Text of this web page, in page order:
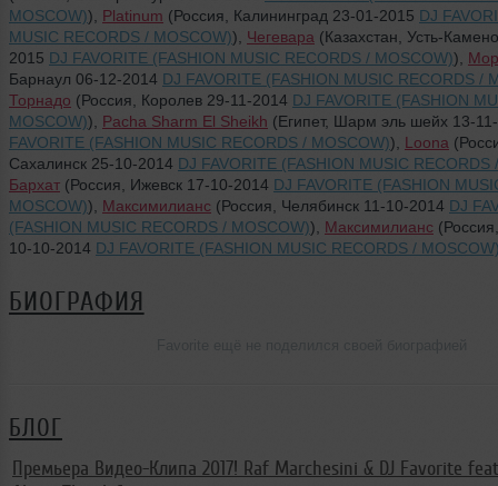
MOSCOW)), Platinum (Россия, Калининград 23-01-2015 DJ
MUSIC RECORDS / MOSCOW)), Чегевара (Казахстан, Усть-
2015 DJ FAVORITE (FASHION MUSIC RECORDS / MOSCOW)),
Барнаул 06-12-2014 DJ FAVORITE (FASHION MUSIC RECORDS /
Торнадо (Россия, Королев 29-11-2014 DJ FAVORITE (FASHION
MOSCOW)), Pacha Sharm El Sheikh (Египет, Шарм эль шейх 13-
FAVORITE (FASHION MUSIC RECORDS / MOSCOW)), Loona
Сахалинск 25-10-2014 DJ FAVORITE (FASHION MUSIC RECORDS
Бархат (Россия, Ижевск 17-10-2014 DJ FAVORITE (FASHION
MOSCOW)), Максимилианс (Россия, Челябинск 11-10-2014 DJ
(FASHION MUSIC RECORDS / MOSCOW)), Максимилианс
10-10-2014 DJ FAVORITE (FASHION MUSIC RECORDS /
БИОГРАФИЯ
БЛОГ
Премьера Видео-Клипа 2017! Raf Marchesini & DJ Favorite